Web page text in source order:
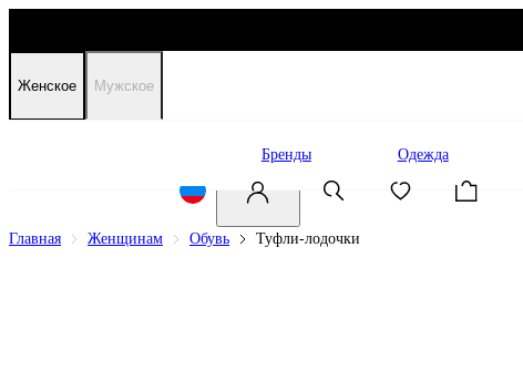
Женское Мужское
Бренды Одежда
Главная Женщинам Обувь Туфли-лодочки